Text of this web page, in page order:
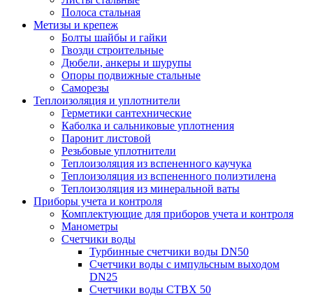
Полоса стальная
Метизы и крепеж
Болты шайбы и гайки
Гвозди строительные
Дюбели, анкеры и шурупы
Опоры подвижные стальные
Саморезы
Теплоизоляция и уплотнители
Герметики сантехнические
Каболка и сальниковые уплотнения
Паронит листовой
Резьбовые уплотнители
Теплоизоляция из вспененного каучука
Теплоизоляция из вспененного полиэтилена
Теплоизоляция из минеральной ваты
Приборы учета и контроля
Комплектующие для приборов учета и контроля
Манометры
Счетчики воды
Турбинные счетчики воды DN50
Счетчики воды с импульсным выходом
DN25
Счетчики воды СТВХ 50